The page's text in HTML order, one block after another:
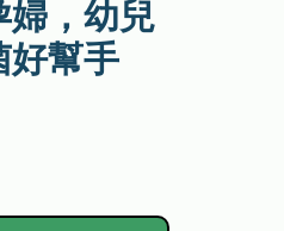
婦，幼兒
好幫手